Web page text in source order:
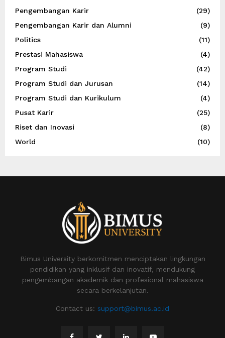
Pengembangan Karir
(29)
Pengembangan Karir dan Alumni
(9)
Politics
(11)
Prestasi Mahasiswa
(4)
Program Studi
(42)
Program Studi dan Jurusan
(14)
Program Studi dan Kurikulum
(4)
Pusat Karir
(25)
Riset dan Inovasi
(8)
World
(10)
Bimus University berkomitmen menciptakan lingkungan
pendidikan yang inklusif dan inovatif, mendukung
pengembangan akademik dan profesional mahasiswa
secara berkelanjutan.
Contact us: support@bimus.ac.id